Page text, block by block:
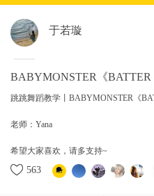
于若璇
BABYMONSTER《BATTER
跳跳舞蹈教学丨BABYMONSTER《
老师：Yana
希望大家喜欢，请多支持~
563